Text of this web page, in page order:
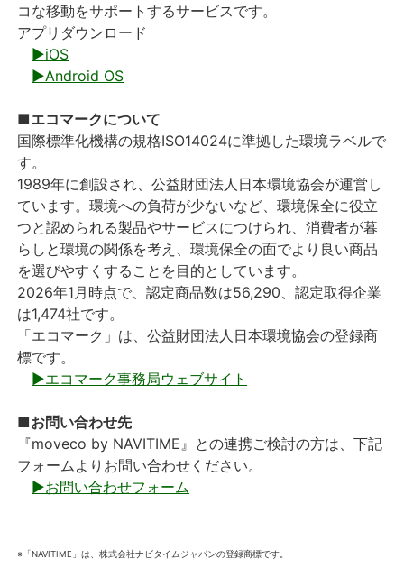
コな移動をサポートするサービスです。
アプリダウンロード
▶iOS
▶Android OS
■エコマークについて
国際標準化機構の規格ISO14024に準拠した環境ラベルで
す。
1989年に創設され、公益財団法人日本環境協会が運営し
ています。環境への負荷が少ないなど、環境保全に役立
つと認められる製品やサービスにつけられ、消費者が暮
らしと環境の関係を考え、環境保全の面でより良い商品
を選びやすくすることを目的としています。
2026年1月時点で、認定商品数は56,290、認定取得企業
は1,474社です。
「エコマーク」は、公益財団法人日本環境協会の登録商
標です。
▶エコマーク事務局ウェブサイト
■お問い合わせ先
『moveco by NAVITIME』との連携ご検討の方は、下記
フォームよりお問い合わせください。
▶お問い合わせフォーム
※「NAVITIME」は、株式会社ナビタイムジャパンの登録商標です。